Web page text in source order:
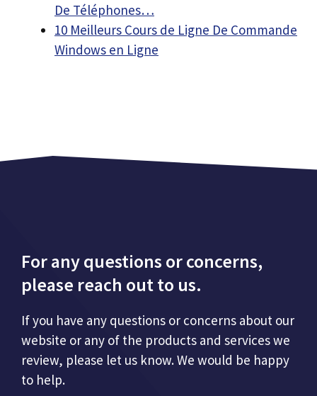
De Téléphones…
10 Meilleurs Cours de Ligne De Commande
Windows en Ligne
For any questions or concerns,
please reach out to us.
If you have any questions or concerns about our
website or any of the products and services we
review, please let us know. We would be happy
to help.